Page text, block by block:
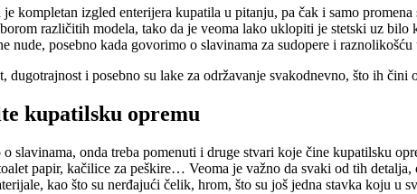
kompletan izgled enterijera kupatila u pitanju, pa čak i samo
različitih modela, tako da je veoma lako uklopiti je stetski uz
nude, posebno kada govorimo o slavinama za sudopere i
dugotrajnost i posebno su lake za održavanje svakodnevno, što ih
kupatilsku opremu
slavinama, onda treba pomenuti i druge stvari koje čine kupatilsku
papir, kačilice za peškire… Veoma je važno da svaki od tih
kao što su nerđajući čelik, hrom, što su još jedna stavka koju u